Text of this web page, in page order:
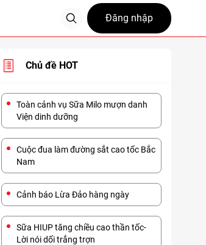
Đăng nhập
Chủ đề HOT
Toàn cảnh vụ Sữa Milo mượn danh
Viện dinh dưỡng
Cuộc đua làm đường sắt cao tốc Bắc
Nam
Cảnh báo Lừa Đảo hàng ngày
Sữa HIUP tăng chiều cao thần tốc-
Lời nói dối trắng trợn